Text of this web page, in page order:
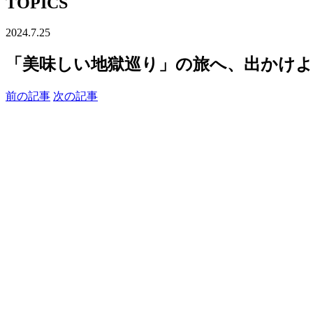
2024.7.25
「美味しい地獄巡り」の旅へ、出かけ
前の記事 次の記事